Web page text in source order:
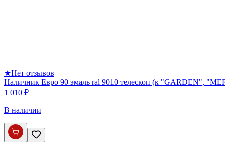
★Нет отзывов
Наличник Евро 90 эмаль ral 9010 телескоп (к "GARDEN",
1 010 ₽
В наличии